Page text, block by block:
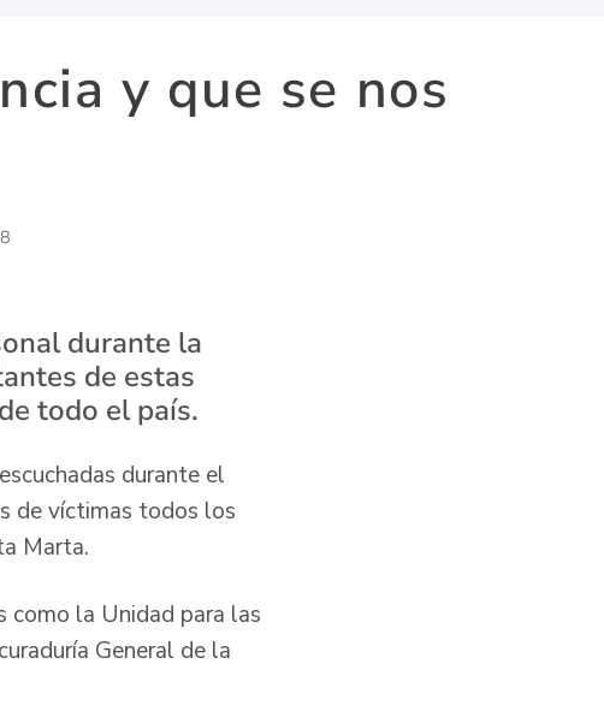
y que se nos
durante la
de estas
todo el país.
durante el
de víctimas todos los
Marta.
como la Unidad para las
General de la